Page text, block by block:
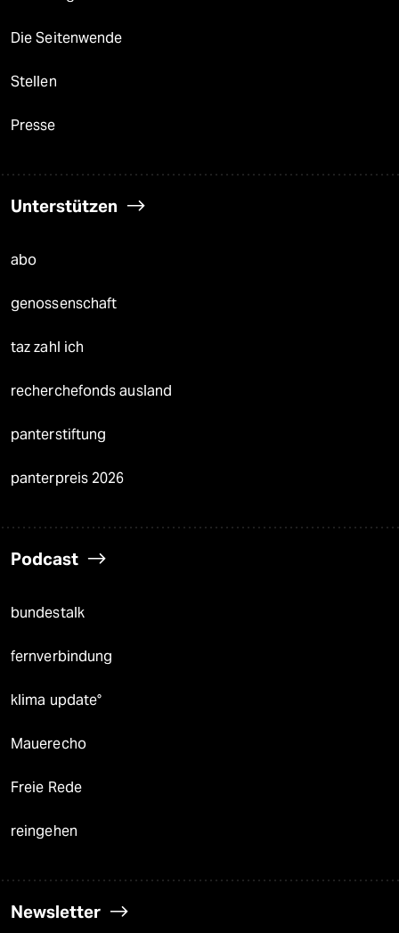
Die Seitenwende
Stellen
Presse
Unterstützen
abo
genossenschaft
taz zahl ich
recherchefonds ausland
panterstiftung
panterpreis 2026
Podcast
bundestalk
fernverbindung
klima update°
Mauerecho
Freie Rede
reingehen
Newsletter